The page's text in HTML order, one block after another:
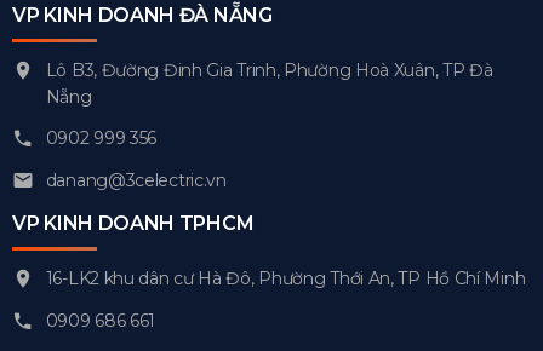
VP KINH DOANH ĐÀ NẴNG
Lô B3, Đường Đinh Gia Trinh, Phường Hoà Xuân, TP Đà
Nẵng
0902 999 356
danang@3celectric.vn
VP KINH DOANH TPHCM
16-LK2 khu dân cư Hà Đô, Phường Thới An, TP Hồ Chí Minh
0909 686 661